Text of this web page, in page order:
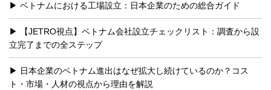
ベトナムにおける工場設立：日本企業のための総合ガイド
【JETRO視点】ベトナム会社設立チェックリスト：調査から設
立完了までの全ステップ
日本企業のベトナム進出はなぜ拡大し続けているのか？コス
ト・市場・人材の視点から理由を解説